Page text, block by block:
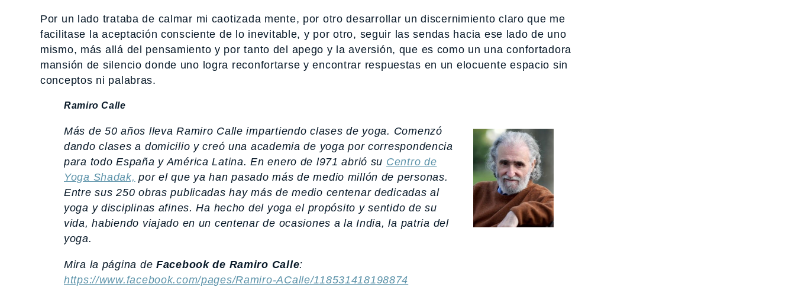
Por un lado trataba de calmar mi caotizada mente, por otro desarrollar un discernimiento claro que me
facilitase la aceptación consciente de lo inevitable, y por otro, seguir las sendas hacia ese lado de uno
mismo, más allá del pensamiento y por tanto del apego y la aversión, que es como un una confortadora
mansión de silencio donde uno logra reconfortarse y encontrar respuestas en un elocuente espacio sin
conceptos ni palabras.
Ramiro Calle
Más de 50 años lleva Ramiro Calle impartiendo clases de yoga. Comenzó
dando clases a domicilio y creó una academia de yoga por correspondencia
para todo España y América Latina. En enero de l971 abrió su Centro de
Yoga Shadak, por el que ya han pasado más de medio millón de personas.
Entre sus 250 obras publicadas hay más de medio centenar dedicadas al
yoga y disciplinas afines. Ha hecho del yoga el propósito y sentido de su
vida, habiendo viajado en un centenar de ocasiones a la India, la patria del
yoga.
Mira la página de Facebook de Ramiro Calle:
https://www.facebook.com/pages/Ramiro-ACalle/118531418198874